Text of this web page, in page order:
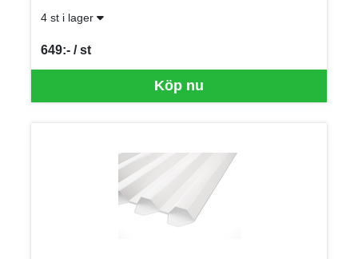
4 st i lager
Köp nu
649:- / st
SEK per ST